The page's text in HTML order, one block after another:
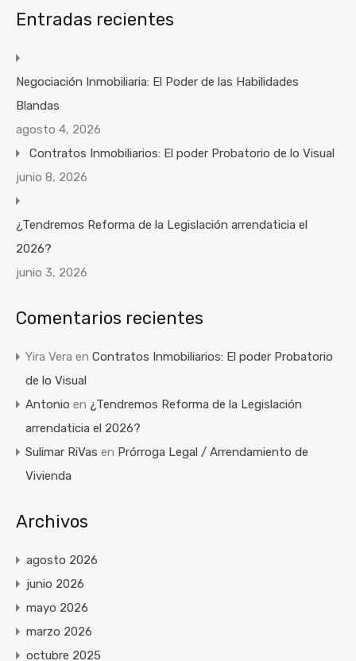
Entradas recientes
Negociación Inmobiliaria: El Poder de las Habilidades
Blandas
agosto 4, 2026
Contratos Inmobiliarios: El poder Probatorio de lo Visual
junio 8, 2026
¿Tendremos Reforma de la Legislación arrendaticia el
2026?
junio 3, 2026
Comentarios recientes
Yira Vera en Contratos Inmobiliarios: El poder Probatorio
de lo Visual
Antonio en ¿Tendremos Reforma de la Legislación
arrendaticia el 2026?
Sulimar RiVas en Prórroga Legal / Arrendamiento de
Vivienda
Archivos
agosto 2026
junio 2026
mayo 2026
marzo 2026
octubre 2025